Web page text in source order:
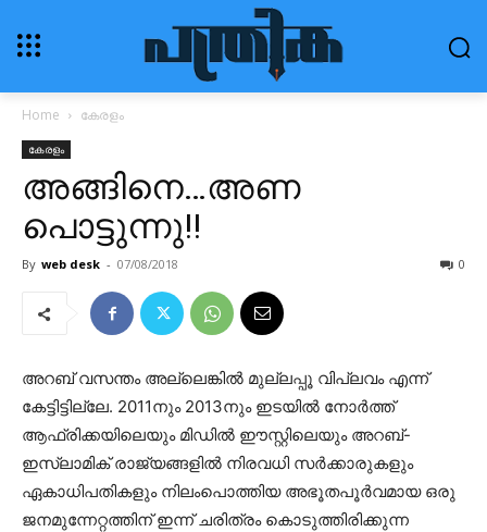
Home കേരളം
കേരളം
അങ്ങിനെ…അണ
പൊട്ടുന്നു!!
By web desk - 07/08/2018 0
അറബ് വസന്തം അല്ലെങ്കിൽ മുല്ലപ്പൂ വിപ്ലവം എന്ന്
കേട്ടിട്ടില്ലേ. 2011നും 2013നും ഇടയിൽ നോർത്ത്
ആഫ്രിക്കയിലെയും മിഡിൽ ഈസ്റ്റിലെയും അറബ്-
ഇസ്ലാമിക് രാജ്യങ്ങളിൽ നിരവധി സർക്കാരുകളും
ഏകാധിപതികളും നിലംപൊത്തിയ അഭൂതപൂർവമായ ഒരു
ജനമുന്നേറ്റത്തിന് ഇന്ന് ചരിത്രം കൊടുത്തിരിക്കുന്ന